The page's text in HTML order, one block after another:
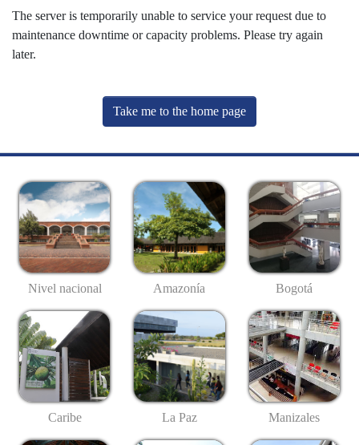
The server is temporarily unable to service your request due to
maintenance downtime or capacity problems. Please try again
later.
Take me to the home page
Nivel nacional Amazonía Bogotá
Caribe La Paz Manizales